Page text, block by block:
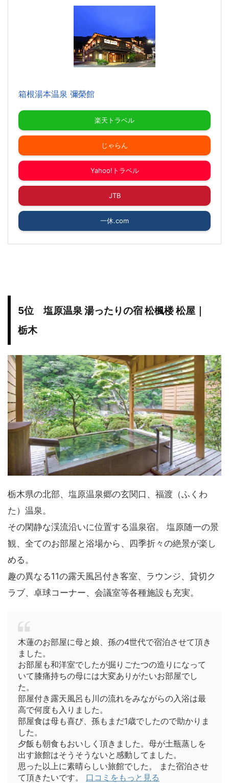
箱根湯本温泉 彌榮館
楽天トラベル
じゃらん
Yahoo!トラベル
JTB
一休.com
5位 塩原温泉 湯ったりの宿 松楓楼 松屋｜
栃木
栃木県の北部、塩原温泉郷の玄関口、福渡（ふくわ
た）温泉。
その閑静な渓流沿いに位置する温泉宿。 塩原随一の景
観、全てのお部屋と浴場から、四季折々の絶景が楽し
める。
趣の異なる11の露天風呂付き客室、ラウンジ、貸切ク
ラブ、卓球コーナー、会議室等各種施設も充実。
木蓮のお部屋に母と娘、孫の4世代で宿泊させて頂き
ました。
お部屋も和洋室でしたが掘りごたつの造りになって
いて膝痛持ちの母には大変ありがたいお部屋でし
た。
部屋付き露天風呂も川の流れをみながらの入浴は最
高で何度も入りました。
部屋食は母も喜び、孫もまだ1歳でしたので助かりま
した。
夕飯も朝食もおいしく頂きました。母が土瓶蒸しを
出す旅館はそうそうないと感動してました。
思った以上に素晴らしい旅館でした。 また宿泊させ
て頂きたいです。 口コミをもっと見る